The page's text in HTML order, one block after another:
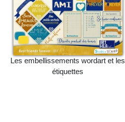
Les embellissements wordart et les
étiquettes